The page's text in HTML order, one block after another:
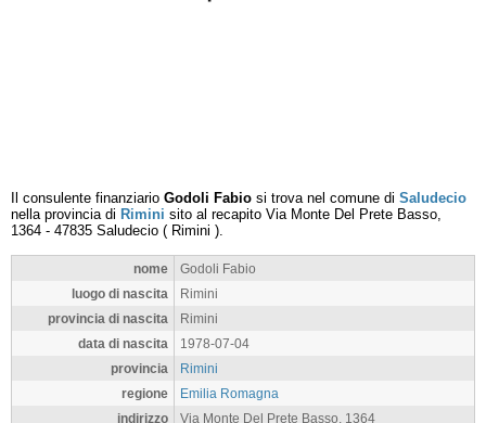
Il consulente finanziario Godoli Fabio si trova nel comune di Saludecio
nella provincia di Rimini sito al recapito Via Monte Del Prete Basso,
1364 - 47835 Saludecio ( Rimini ).
nome
Godoli Fabio
luogo di nascita
Rimini
provincia di nascita
Rimini
data di nascita
1978-07-04
provincia
Rimini
regione
Emilia Romagna
indirizzo
Via Monte Del Prete Basso, 1364